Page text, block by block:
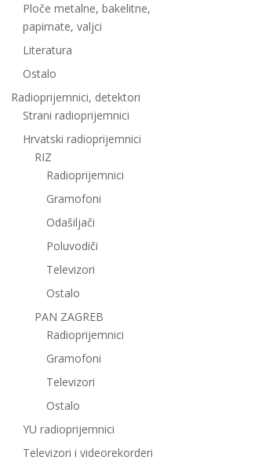
Ploče metalne, bakelitne,
papirnate, valjci
Literatura
Ostalo
Radioprijemnici, detektori
Strani radioprijemnici
Hrvatski radioprijemnici
RIZ
Radioprijemnici
Gramofoni
Odašiljači
Poluvodiči
Televizori
Ostalo
PAN ZAGREB
Radioprijemnici
Gramofoni
Televizori
Ostalo
YU radioprijemnici
Televizori i videorekorderi